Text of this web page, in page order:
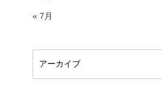
« 7月